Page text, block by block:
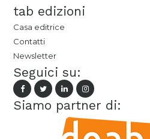
tab edizioni
Casa editrice
Contatti
Newsletter
Seguici su:
Siamo partner di: